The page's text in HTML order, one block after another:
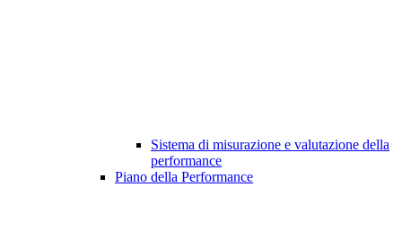
Sistema di misurazione e valutazione della
performance
Piano della Performance